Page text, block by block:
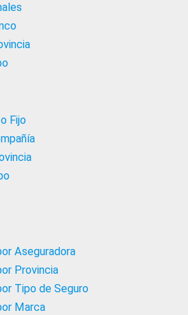
Fijo
Aseguradora
Provincia
Tipo de Seguro
Marca